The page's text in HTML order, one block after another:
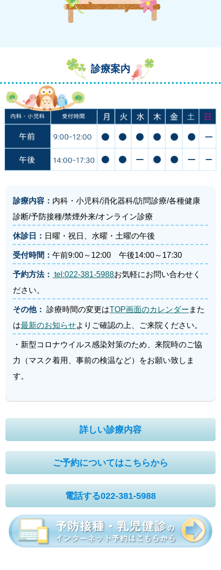
予約時間に来院されない場合、通常の診察の順番
になる場合がありますのでご了承下さい。
5種混合ワクチンのお知らせ
※令和6年4月から5種混合ワクチン（4種+ヒブ）接種開始いた
します。
2ヶ月健診時に他のワクチンと同時に予約をお願いします。
名取市外の方は各市町村に用紙等についてご確認お願い致しま
す。
◎内科の方は、検査・往診等がありますのでご自宅からお電話
で確認をお願いいたします。
診察状況によって受付終了する場合がありますので、お早め
に受付をお願いします
自家用車で来院をお願いします。
携帯電話を忘れずにお持ちください。
マイナンバーカード利用について
令和6年12月2日から現行の保険証が発行されなくなります。
また、12月2日時点で有効な保険証は最大1年間有効です。
令和7年12月2日以降はマイナンバーカードor資格確認書のど
ハローワークインターネットサービス
医療・介護・保育の仕事を探すならハローワーク
診療案内
診療内容： 内科・小児科/消化器科/訪問診療/各種健康
診断/予防接種/禁煙外来/オンライン診療
休診日： 日曜・祝日、水曜・土曜の午後
受付時間：午前9:00～12:00 午後14:00～17:30
予約方法： tel:022-381-5988お気軽にお問い合わせく
ださい。
その他： 診療時間の変更はTOP画面のカレンダー また
は最新のお知らせよりご確認の上、ご来院ください。
・新型コロナウイルス感染対策のため、来院時のご協
力（マスク着用、事前の検温など）をお願い致しま
す。
詳しい診療内容
ご予約についてはこちらから
電話する022-381-5988